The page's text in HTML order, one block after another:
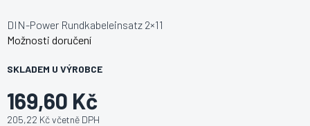
169,60 Kč
205,22 Kč včetně DPH
SKLADEM U VÝROBCE
Možnosti doručení
DIN-Power Rundkabeleinsatz 2×11